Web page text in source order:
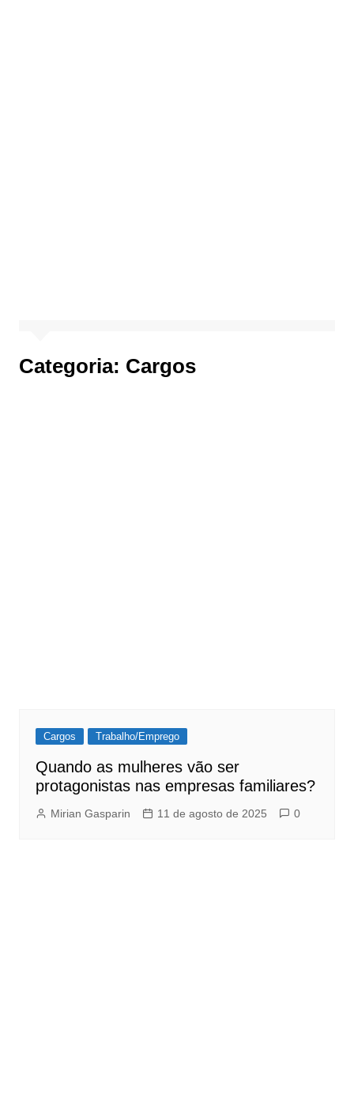
Categoria: Cargos
Cargos Trabalho/Emprego
Quando as mulheres vão ser
protagonistas nas empresas familiares?
Mirian Gasparin 11 de agosto de 2025 0